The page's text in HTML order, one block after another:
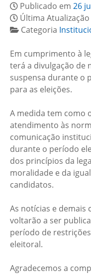
Publicado em 26
Última
Categoria
Em cumprimento à
terá a divulgação de
suspensa durante o
para as eleições.
A medida tem como
atendimento às
comunicação
durante o período
dos princípios da
moralidade e da
candidatos.
As notícias e
voltarão a ser
período de
eleitoral.
Agradecemos a